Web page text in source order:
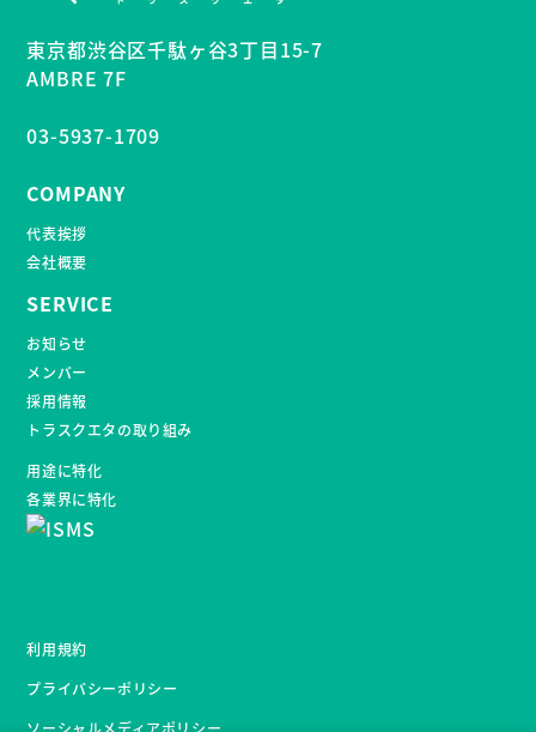
東京都渋谷区千駄ヶ谷3丁目15-7
AMBRE 7F
03-5937-1709
COMPANY
SERVICE
代表挨拶
会社概要
お知らせ
メンバー
採用情報
トラスクエタの取り組み
用途に特化
各業界に特化
利用規約
プライバシーポリシー
ソーシャルメディアポリシー